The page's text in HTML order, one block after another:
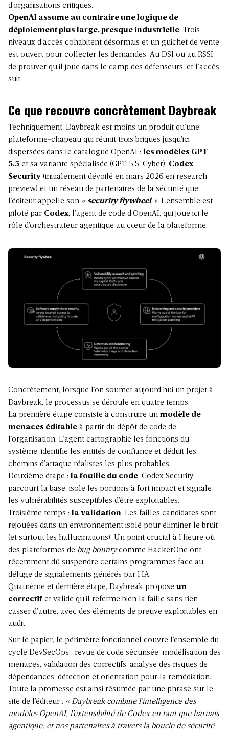
d’organisations critiques.
OpenAI assume au contraire une logique de
déploiement plus large, presque industrielle. Trois
niveaux d’accès cohabitent désormais et un guichet de vente
est ouvert pour collecter les demandes. Au DSI ou au RSSI
de prouver qu’il joue dans le camp des défenseurs, et l’accès
suit.
Ce que recouvre concrètement Daybreak
Techniquement, Daybreak est moins un produit qu’une
plateforme-chapeau qui réunit trois briques jusqu’ici
dispersées dans le catalogue OpenAI : les modèles GPT-
5.5 et sa variante spécialisée (GPT-5.5-Cyber), Codex
Security (initialement dévoilé en mars 2026 en research
preview) et un réseau de partenaires de la sécurité que
l’éditeur appelle son «security flywheel». L’ensemble est
piloté par Codex, l’agent de code d’OpenAI, qui joue ici le
rôle d’orchestrateur agentique au cœur de la plateforme.
Concrètement, lorsque l’on soumet aujourd’hui un projet à
Daybreak, le processus se déroule en quatre temps.
La première étape consiste à construire un modèle de
menaces éditable à partir du dépôt de code de
l’organisation. L’agent cartographie les fonctions du
système, identifie les entités de confiance et déduit les
chemins d’attaque réalistes les plus probables.
Deuxième étape : la fouille du code. Codex Security
parcourt la base, isole les portions à fort impact et signale
les vulnérabilités susceptibles d’être exploitables.
Troisième temps : la validation. Les failles candidates sont
rejouées dans un environnement isolé pour éliminer le bruit
(et surtout les hallucinations). Un point crucial à l’heure où
des plateformes de bug bountycomme HackerOne ont
récemment dû suspendre certains programmes face au
déluge de signalements générés par l’IA.
Quatrième et dernière étape, Daybreak propose un
correctif et valide qu’il referme bien la faille sans rien
casser d’autre, avec des éléments de preuve exploitables en
audit.
Sur le papier, le périmètre fonctionnel couvre l’ensemble du
cycle DevSecOps : revue de code sécurisée, modélisation des
menaces, validation des correctifs, analyse des risques de
dépendances, détection et orientation pour la remédiation.
Toute la promesse est ainsi résumée par une phrase sur le
site de l’éditeur : « Daybreak combine l’intelligence des
modèles OpenAI, l’extensibilité de Codex en tant que harnais
agentique, et nos partenaires à travers la boucle de sécurité